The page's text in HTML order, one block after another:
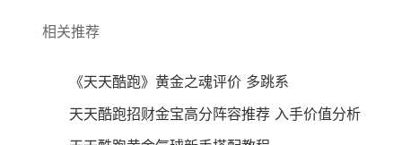
相关推荐
《天天酷跑》黄金之魂评价 多跳系
天天酷跑招财金宝高分阵容推荐 入手价值分析